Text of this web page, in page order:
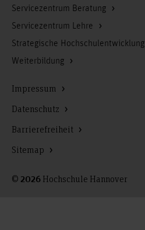
Servicezentrum Beratung
Servicezentrum Lehre
Strategische Hochschulentwicklung
Weiterbildung
© 2026 Hochschule Hannover
Impressum
Datenschutz
Barrierefreiheit
Sitemap